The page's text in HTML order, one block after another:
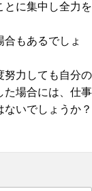
とに集中し全力を
もあるでしょ
努力しても自分の
た場合には、仕事
いでしょうか？